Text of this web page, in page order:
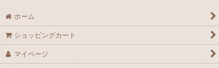
ホーム
ショッピングカート
マイページ